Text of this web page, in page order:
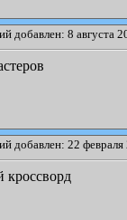
добавлен: 8 августа
добавлен: 22
кроссворд